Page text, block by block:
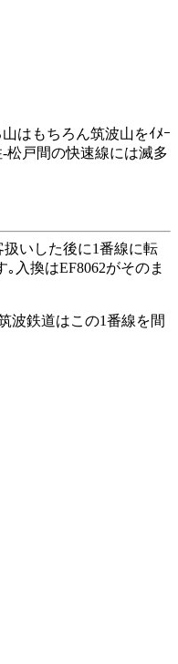
はもちろん筑波山をｲﾒｰ
松戸間の快速線には滅多
いした後に1番線に転
入換はEF8062がそのま
波鉄道はこの1番線を間